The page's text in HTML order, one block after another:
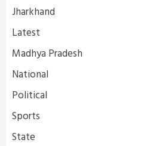
Jharkhand
Latest
Madhya Pradesh
National
Political
Sports
State